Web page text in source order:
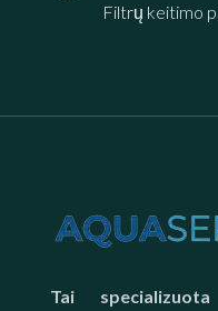
Filtrų keitimo
Tai